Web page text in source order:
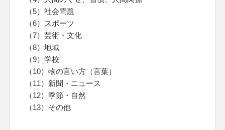
（5）社会問題
（6）スポーツ
（7）芸術・文化
（8）地域
（9）学校
（10）物の言い方（言葉）
（11）新聞・ニュース
（12）季節・自然
（13）その他